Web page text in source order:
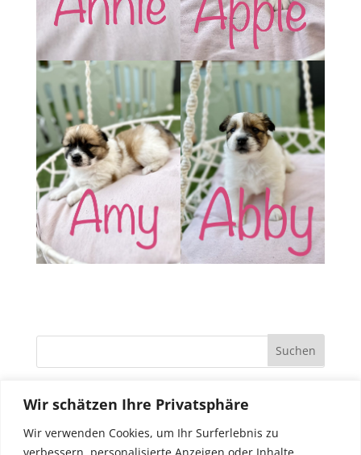
Wir schätzen Ihre Privatsphäre
Wir verwenden Cookies, um Ihr Surferlebnis zu
verbessern, personalisierte Anzeigen oder Inhalte